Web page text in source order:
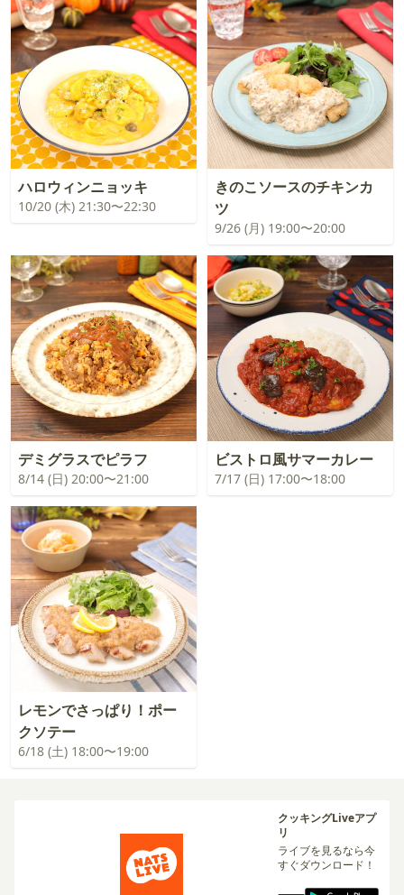
ハロウィンニョッキ
10/20 (木) 21:30〜22:30
きのこソースのチキンカ
ツ
9/26 (月) 19:00〜20:00
デミグラスでピラフ
8/14 (日) 20:00〜21:00
ビストロ風サマーカレー
7/17 (日) 17:00〜18:00
レモンでさっぱり！ポー
クソテー
6/18 (土) 18:00〜19:00
クッキングLiveアプ
リ
ライブを見るなら今
すぐダウンロード！